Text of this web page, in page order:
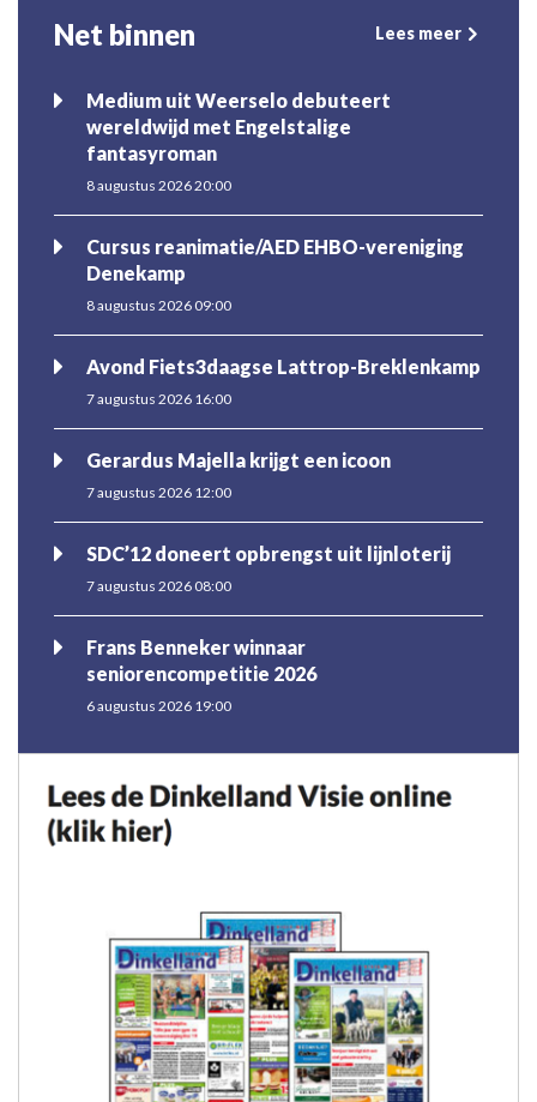
Net binnen Lees meer
Medium uit Weerselo debuteert
wereldwijd met Engelstalige
fantasyroman
8 augustus 2026 20:00
Cursus reanimatie/AED EHBO-vereniging
Denekamp
8 augustus 2026 09:00
Avond Fiets3daagse Lattrop-Breklenkamp
7 augustus 2026 16:00
Gerardus Majella krijgt een icoon
7 augustus 2026 12:00
SDC’12 doneert opbrengst uit lijnloterij
7 augustus 2026 08:00
Frans Benneker winnaar
seniorencompetitie 2026
6 augustus 2026 19:00